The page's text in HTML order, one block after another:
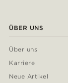
ÜBER UNS
Über uns
Karriere
Neue Artikel